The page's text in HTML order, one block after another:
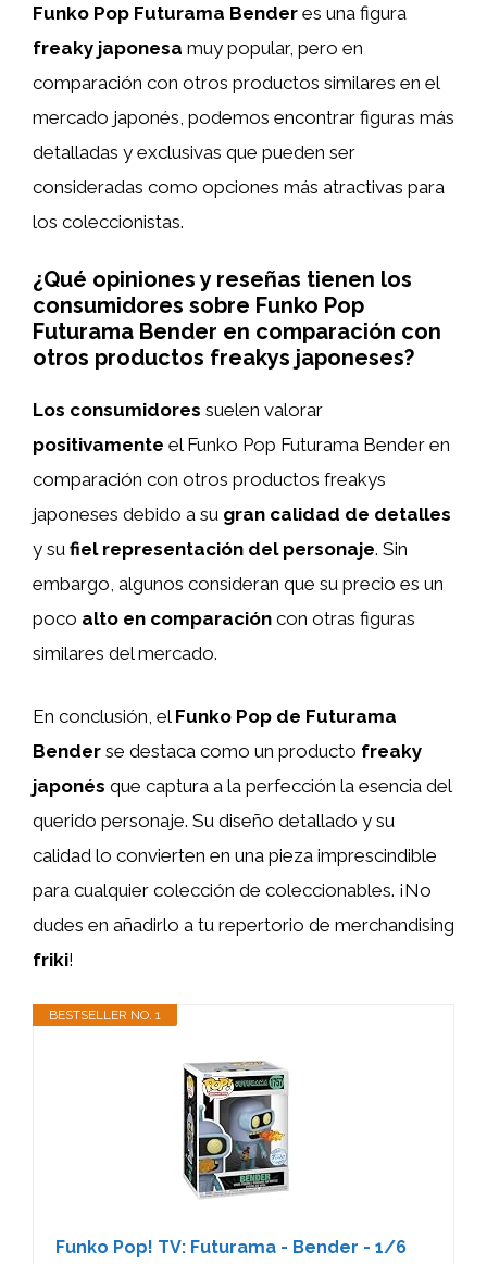
Funko Pop Futurama Bender es una figura
freaky japonesa muy popular, pero en
comparación con otros productos similares en el
mercado japonés, podemos encontrar figuras más
detalladas y exclusivas que pueden ser
consideradas como opciones más atractivas para
los coleccionistas.
¿Qué opiniones y reseñas tienen los
consumidores sobre Funko Pop
Futurama Bender en comparación con
otros productos freakys japoneses?
Los consumidores suelen valorar
positivamente el Funko Pop Futurama Bender en
comparación con otros productos freakys
japoneses debido a su gran calidad de detalles
y su fiel representación del personaje. Sin
embargo, algunos consideran que su precio es un
poco alto en comparación con otras figuras
similares del mercado.
En conclusión, el Funko Pop de Futurama
Bender se destaca como un producto freaky
japonés que captura a la perfección la esencia del
querido personaje. Su diseño detallado y su
calidad lo convierten en una pieza imprescindible
para cualquier colección de coleccionables. ¡No
dudes en añadirlo a tu repertorio de merchandising
friki!
BESTSELLER NO. 1
Funko Pop! TV: Futurama - Bender - 1/6